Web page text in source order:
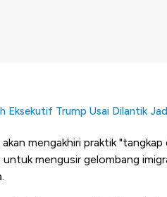
Eksekutif Trump Usai Dilantik
mengakhiri praktik
mengusir gelombang